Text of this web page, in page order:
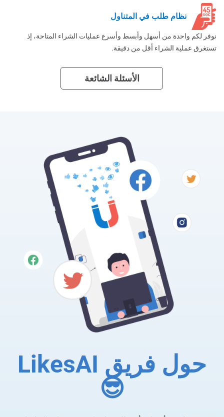
نظام طلب في المتناول
نوفر لكم واحدة من أسهل وأبسط وأسرع عمليات الشراء المتاحة، إذ
تستغرق عملية الشراء أقل من دقيقة.
الأسئلة الشائعة
حول فريق LikesAI
😎